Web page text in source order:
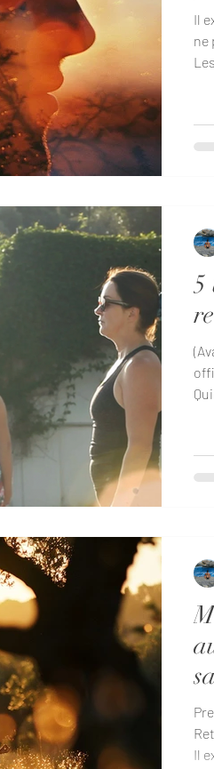
Il
ne
5
Il